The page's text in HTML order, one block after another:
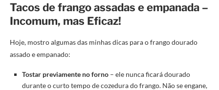
Tacos de frango assadas e empanada –
Incomum, mas Eficaz!
Hoje, mostro algumas das minhas dicas para o frango dourado
assado e empanado:
Tostar previamente no forno – ele nunca ficará dourado
durante o curto tempo de cozedura do frango. Não se engane,